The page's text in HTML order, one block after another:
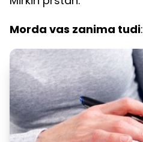
Morda vas zanima tudi: